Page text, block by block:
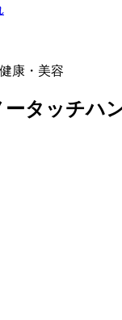
康・美容
タッチハ